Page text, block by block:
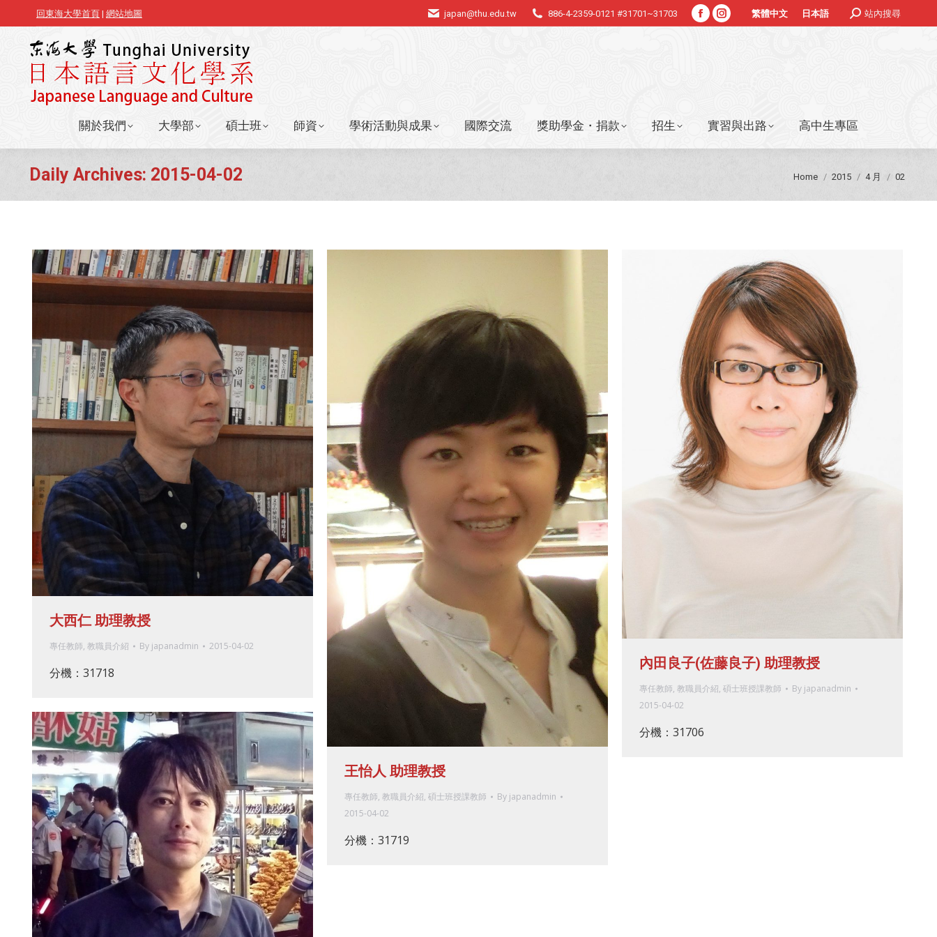
回東海大學首頁 | 網站地圖 japan@thu.edu.tw 886-4-2359-0121 #31701~31703
FacebookInstagram
繁體中文 日本語 Search:站內搜尋
關於我們 大學部 碩士班 師資 學術活動與成果 國際交流 獎助學金・捐款 招生 實習與出路 高中生專區
Daily Archives: 2015-04-02 You are here:
Home 2015 4 月 02
大西仁 助理教授
專任教師, 教職員介紹 By japanadmin 2015-04-02
分機：31718
王怡人 助理教授
專任教師, 教職員介紹, 碩士班授課教師 By japanadmin
2015-04-02
分機：31719
內田良子(佐藤良子) 助理教授
專任教師, 教職員介紹, 碩士班授課教師 By japanadmin
2015-04-02
分機：31706
關於我們 大學部 碩士班 師資 學術活動與成果 國際交流 獎助學金・捐款 招生 實習與出路 高中生專區